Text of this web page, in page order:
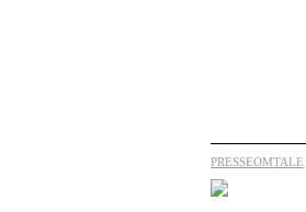
PRESSEOMTALE